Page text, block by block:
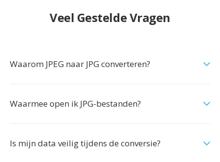
Veel Gestelde Vragen
Waarom JPEG naar JPG converteren?
Waarmee open ik JPG-bestanden?
Is mijn data veilig tijdens de conversie?